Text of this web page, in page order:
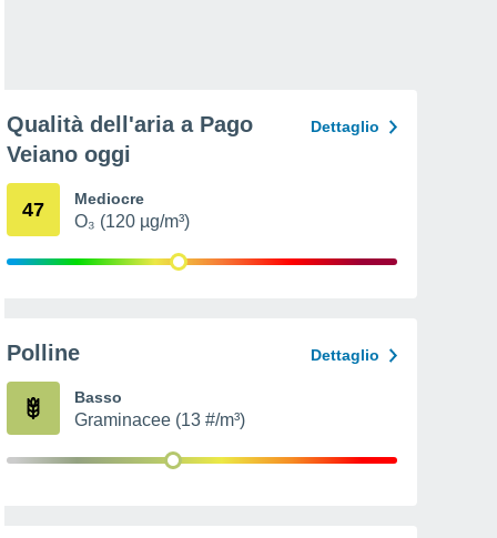
Qualità dell'aria a Pago
Veiano oggi
Dettaglio
47 Mediocre
O₃ (120 µg/m³)
Polline Dettaglio
Basso
Graminacee (13 #/m³)